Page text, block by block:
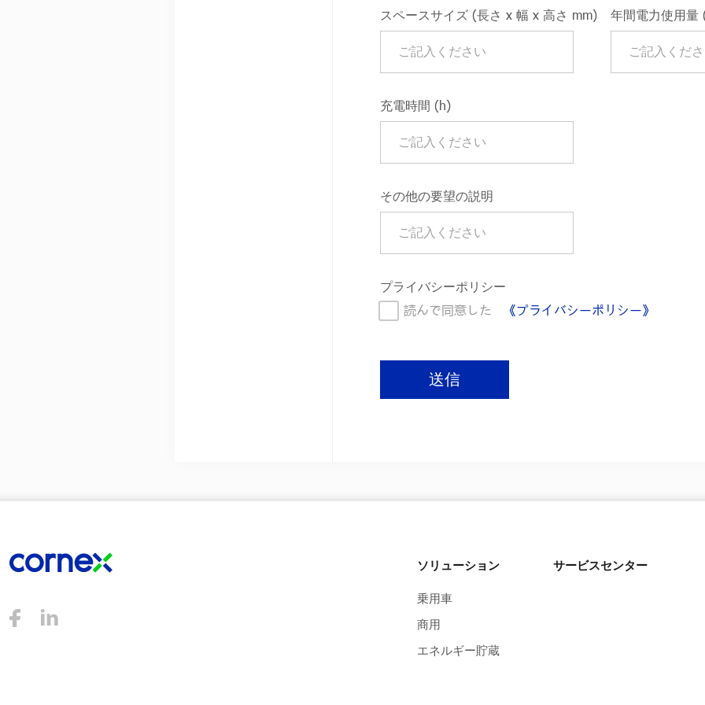
スペースサイズ (長さ x 幅 x 高さ mm) 年間電力使用量
充電時間 (h)
その他の要望の説明
プライバシーポリシー
読んで同意した 《プライバシーポリシー》
送信
ソリューション
乗用車
商用
エネルギー貯蔵
サービスセンター